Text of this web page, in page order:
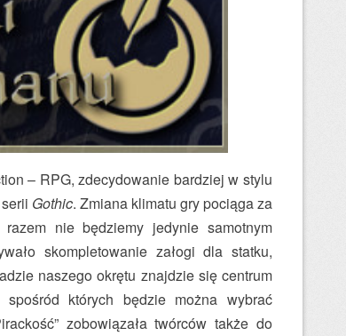
– RPG, zdecydowanie bardziej w stylu
Gothic. Zmiana klimatu gry pociąga za
nie będziemy jedynie samotnym
skompletowanie załogi dla statku,
naszego okrętu znajdzie się centrum
których będzie można wybrać
zobowiązała twórców także do